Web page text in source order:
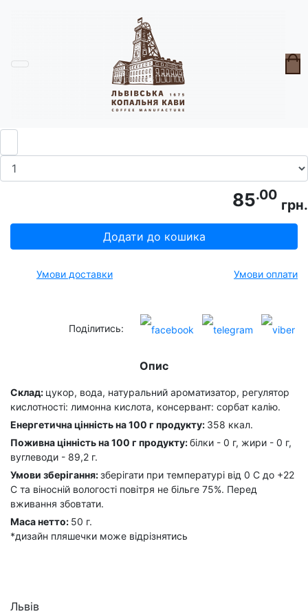
Сироп до кави "Горіх"
85.00
грн.
Додати до кошика
Умови доставки Умови оплати
Поділитись:
Опис
Склад: цукор, вода, натуральний ароматизатор, регулятор
кислотності: лимонна кислота, консервант: сорбат калію.
Енергетична цінність на 100 г продукту: 358 ккал.
Поживна цінність на 100 г продукту:білки - 0 г, жири - 0 г,
вуглеводи - 89,2 г.
Умови зберігання:зберігати при температурі від 0 С до +22
С та віносній вологості повітря не більге 75%. Перед
вживання збовтати.
Маса нетто: 50 г.
*дизайн пляшечки може відрізнятись
Львів